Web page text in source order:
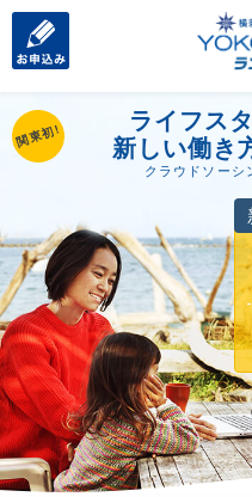
関東初!
ライフス
新しい働き
クラウドソーシ